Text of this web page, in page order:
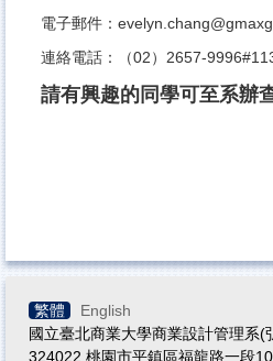
電子郵件：
連絡電話：（02）2657-
請有興趣的同學可至系辦
繁體
English
國立臺北商業大學商業設計管理系(
324022 桃園市平鎮區福龍路一段